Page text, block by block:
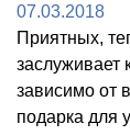
07.03.2018
Приятных,
заслуживает
зависимо от
подарка для